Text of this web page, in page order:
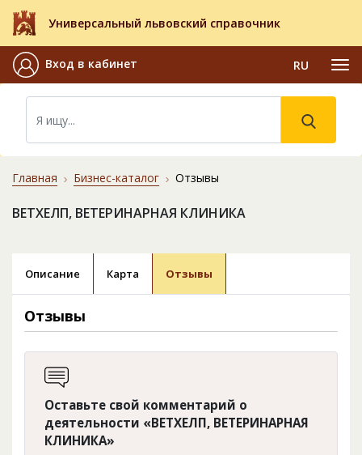
Универсальный львовский справочник
Вход в кабинет RU
Главная Бизнес-каталог Отзывы
ВЕТХЕЛП, ВЕТЕРИНАРНАЯ КЛИНИКА
Описание Карта Отзывы
Отзывы
Оставьте свой комментарий о
деятельности «ВЕТХЕЛП, ВЕТЕРИНАРНАЯ
КЛИНИКА»